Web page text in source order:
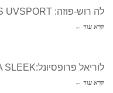
לה רוש-פוזה: ANTHELIOS UVSPORT
קרא עוד ←
לוריאל פרופסיונל:KERATIN ALPHA SLEEK
קרא עוד ←